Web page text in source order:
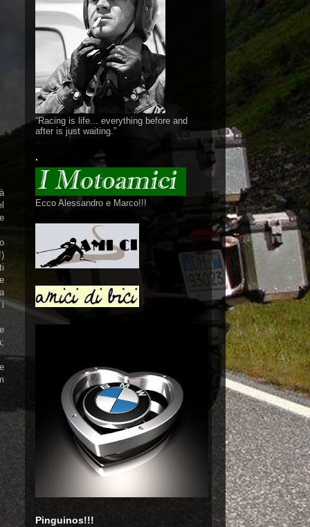
i
“Racing is life... everything before and
after is just waiting.”
.
Ecco Alessandro e Marco!!!
Pinguinos!!!